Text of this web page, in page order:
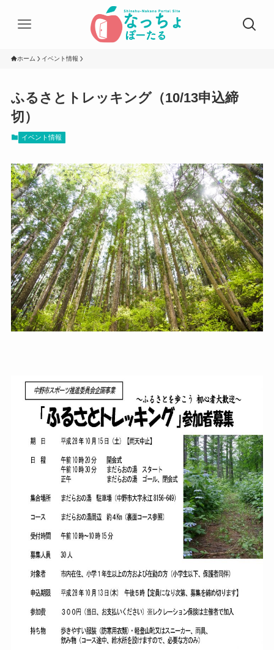
ホーム イベント情報
ふるさとトレッキング（10/13申込締
切）
イベント情報